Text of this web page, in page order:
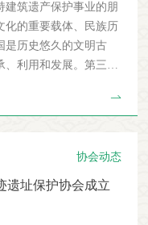
建筑遗产保护事业的朋
化的重要载体、民族历
是历史悠久的文明古
、利用和发展。第三次
布为相应级别的文物
产名录。进入21世纪以
我国的文化遗产保护
护、合理利用等多个
协会动态
遗址保护协会成立